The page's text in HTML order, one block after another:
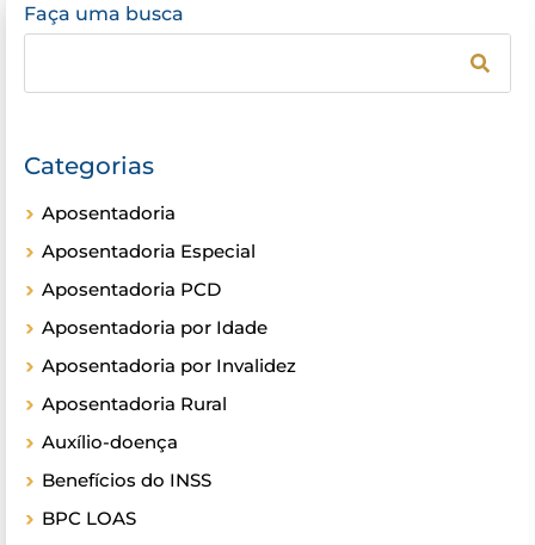
Faça uma busca
Categorias
Aposentadoria
Aposentadoria Especial
Aposentadoria PCD
Aposentadoria por Idade
Aposentadoria por Invalidez
Aposentadoria Rural
Auxílio-doença
Benefícios do INSS
BPC LOAS